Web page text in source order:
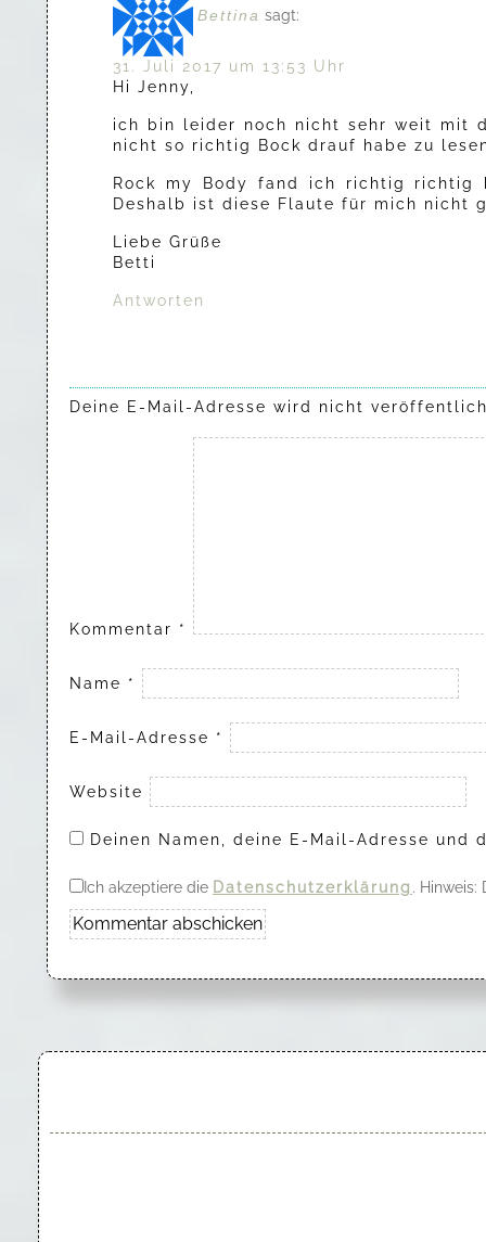
Bettina sagt:
31. Juli 2017 um 13:53 Uhr
Hi Jenny,
ich bin leider noch nicht sehr weit mit
nicht so richtig Bock drauf habe zu
Rock my Body fand ich richtig richtig
Deshalb ist diese Flaute für mich nicht
Liebe Grüße
Betti
Antworten
Deine E-Mail-Adresse wird nicht
Kommentar *
Name *
E-Mail-Adresse *
Website
Deinen Namen, deine E-Mail-Adresse
Ich akzeptiere die Datenschutzerklärung .